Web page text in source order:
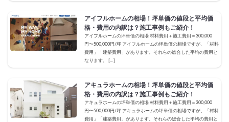
アイフルホームの相場！坪単価の値段と平均価
格・費用の内訳は？施工事例もご紹介！
アイフルホームの坪単価の相場 材料費用＋施工費用＝300,000
円〜500,000円/坪 アイフルホームの坪単価の相場ですが、「材料
費用」「建築費用」があります。それらの総合した平均の費用と
なります。 […]
アキュラホームの相場！坪単価の値段と平均価
格・費用の内訳は？施工事例もご紹介！
アキュラホームの坪単価の相場 材料費用＋施工費用＝300,000
円〜500,000円/坪 アキュラホームの坪単価の相場ですが、「材料
費用」「建築費用」があります。それらの総合した平均の費用と